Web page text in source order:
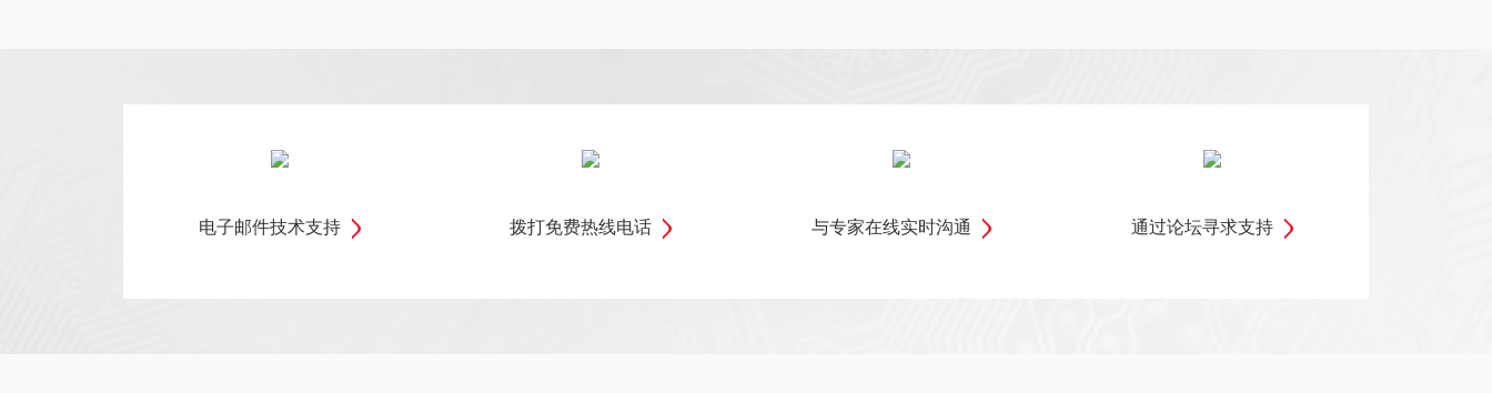
电子邮件技术支持 拨打免费热线电话 与专家在线实时沟通 通过论坛寻求支持